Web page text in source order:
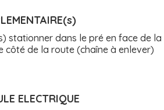
stationner dans le pré en face de la
côté de la route (chaîne à enlever)
ELECTRIQUE